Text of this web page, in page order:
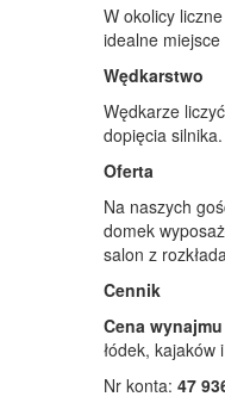
W okolicy
idealne
Wędkarstwo
Wędkarze
dopięcia
Oferta
Na naszych
domek
salon z
Cennik
Cena
łódek,
Nr konta: 47